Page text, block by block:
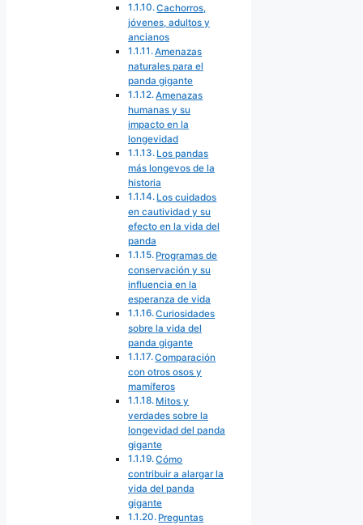
Cachorros,
jóvenes, adultos y
ancianos
Amenazas
naturales para el
panda gigante
Amenazas
humanas y su
impacto en la
longevidad
Los pandas
más longevos de la
historia
Los cuidados
en cautividad y su
efecto en la vida del
panda
Programas de
conservación y su
influencia en la
esperanza de vida
Curiosidades
sobre la vida del
panda gigante
Comparación
con otros osos y
mamíferos
Mitos y
verdades sobre la
longevidad del panda
gigante
Cómo
contribuir a alargar la
vida del panda
gigante
Preguntas